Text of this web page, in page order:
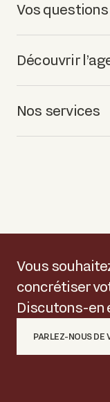
Vos questions
Découvrir
Nos services
Vous
concrétiser
Discutons-en
PARLEZ-NOUS DE